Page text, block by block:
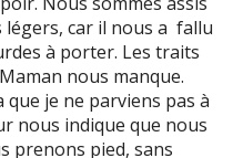
car il nous a fallu
à porter. Les traits
nous manque.
que je ne parviens pas à
nous indique que nous
prenons pied, sans